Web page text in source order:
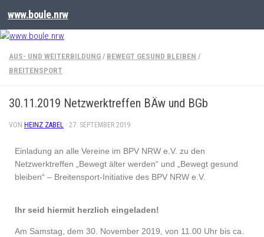
www.boule.nrw
AUS- UND WEITERBILDUNG / BEWEGT GESUND BLEIBEN /
BREITENSPORT
30.11.2019 Netzwerktreffen BÄw und BGb
VON HEINZ ZABEL · 27. SEPTEMBER 2019
Einladung an alle Vereine im BPV NRW e.V. zu den
Netzwerktreffen „Bewegt älter werden“ und „Bewegt gesund
bleiben“ – Breitensport-Initiative des BPV NRW e.V.
Ihr seid hiermit herzlich eingeladen!
Am Samstag, dem 30. November 2019, von 11.00 Uhr bis ca.